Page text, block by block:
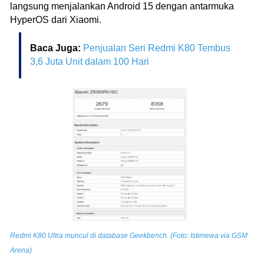
langsung menjalankan Android 15 dengan antarmuka
HyperOS dari Xiaomi.
Baca Juga: Penjualan Seri Redmi K80 Tembus
3,6 Juta Unit dalam 100 Hari
Redmi K80 Ultra muncul di database Geekbench. (Foto: Istimewa via GSM
Arena)